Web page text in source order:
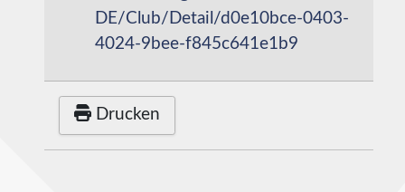
DE/Club/Detail/d0e10bce-0403-
4024-9bee-f845c641e1b9
Drucken